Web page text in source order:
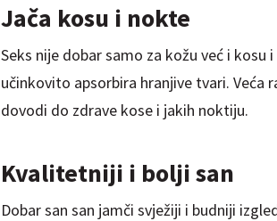
Jača kosu i nokte
Seks nije dobar samo za kožu već i
učinkovito apsorbira hranjive tvari. Veća
dovodi do zdrave kose i jakih noktiju.
Kvalitetniji i bolji san
Dobar san san jamči svježiji i budniji